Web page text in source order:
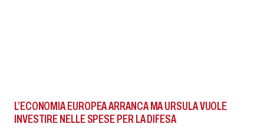
L’ECONOMIA EUROPEA ARRANCA MA URSULA VUOLE
INVESTIRE NELLE SPESE PER LA DIFESA